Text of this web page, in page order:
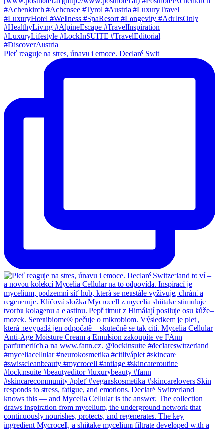
Pleť reaguje na stres, únavu i emoce. Declaré Swit